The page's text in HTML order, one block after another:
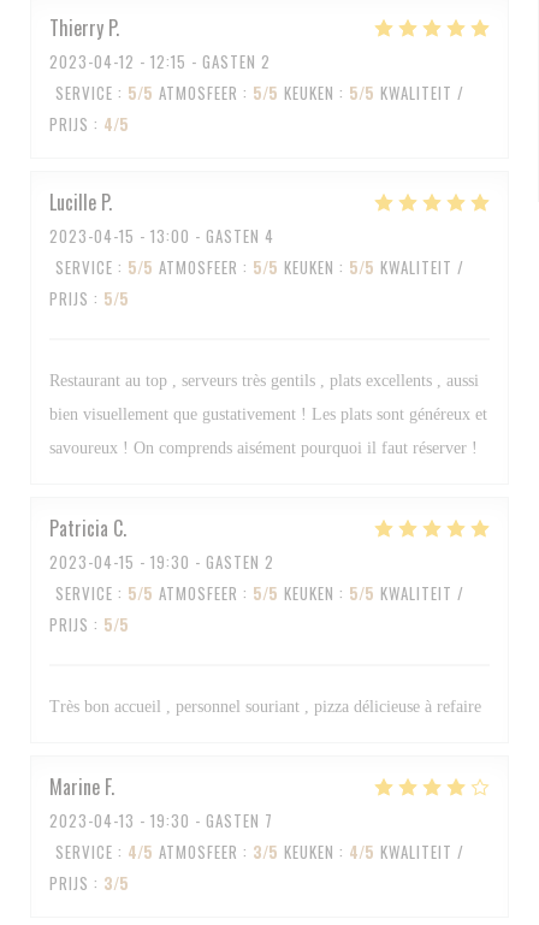
Thierry P
2023-04-12 - 12:15 - GASTEN 2
SERVICE : 5/5 ATMOSFEER : 5/5 KEUKEN : 5/5 KWALITEIT /
PRIJS : 4/5
Lucille P
2023-04-15 - 13:00 - GASTEN 4
SERVICE : 5/5 ATMOSFEER : 5/5 KEUKEN : 5/5 KWALITEIT /
PRIJS : 5/5
Restaurant au top , serveurs très gentils , plats excellents , aussi
bien visuellement que gustativement ! Les plats sont généreux et
savoureux ! On comprends aisément pourquoi il faut réserver !
Patricia C
2023-04-15 - 19:30 - GASTEN 2
SERVICE : 5/5 ATMOSFEER : 5/5 KEUKEN : 5/5 KWALITEIT /
PRIJS : 5/5
Très bon accueil , personnel souriant , pizza délicieuse à refaire
Marine F
2023-04-13 - 19:30 - GASTEN 7
SERVICE : 4/5 ATMOSFEER : 3/5 KEUKEN : 4/5 KWALITEIT /
PRIJS : 3/5